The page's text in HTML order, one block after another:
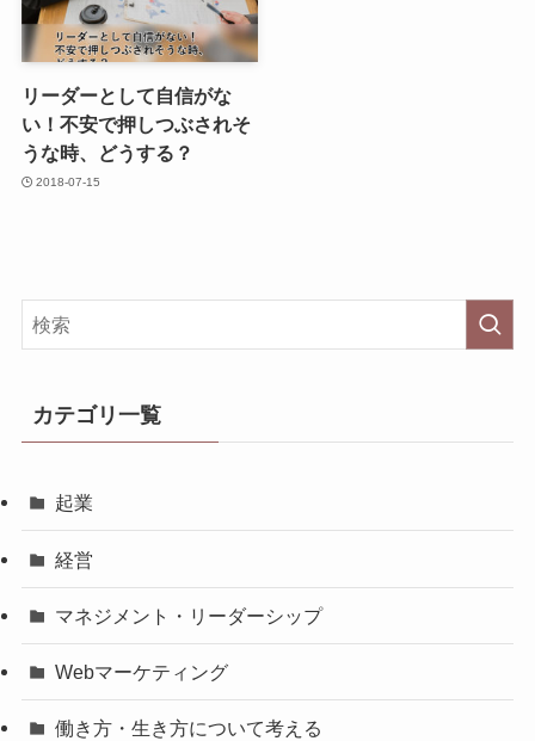
リーダーとして自信がな
い！不安で押しつぶされそ
うな時、どうする？
2018-07-15
カテゴリ一覧
起業
経営
マネジメント・リーダーシップ
Webマーケティング
働き方・生き方について考える